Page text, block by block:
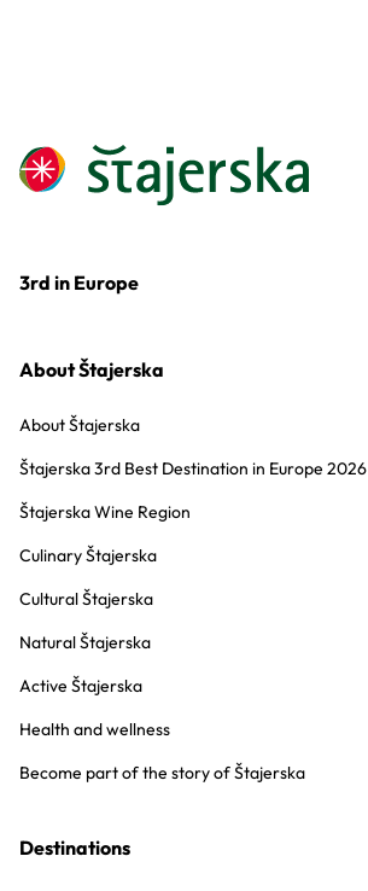
3rd in Europe
About Štajerska
About Štajerska
Štajerska 3rd Best Destination in Europe 2026
Štajerska Wine Region
Culinary Štajerska
Cultural Štajerska
Natural Štajerska
Active Štajerska
Health and wellness
Become part of the story of Štajerska
Destinations